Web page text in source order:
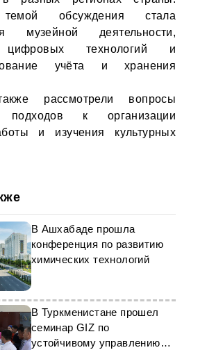
темой обсуждения стала
музейной деятельности,
цифровых технологий и
учёта и хранения
рассмотрели вопросы
подходов к организации
и изучения культурных
В Ашхабаде прошла
конференция по развитию
химических технологий
В Туркменистане прошел
семинар GIZ по
устойчивому управлению